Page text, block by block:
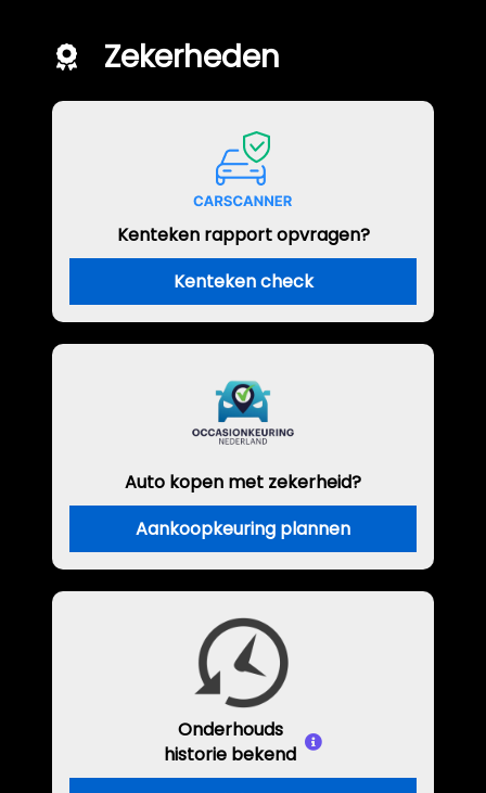
Zekerheden
Kenteken rapport opvragen?
Kenteken check
Auto kopen met zekerheid?
Aankoopkeuring plannen
Onderhouds
historie bekend